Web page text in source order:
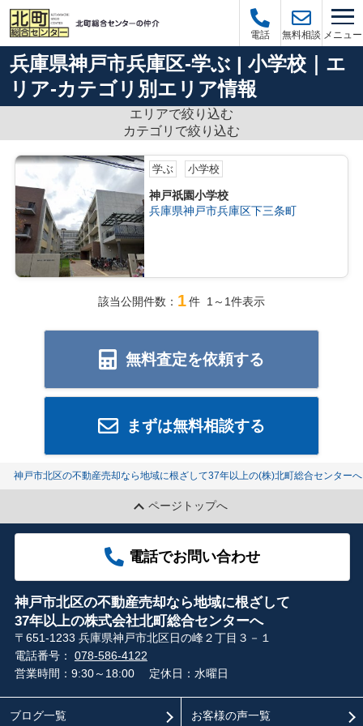
電話 無料相談 メニュー
兵庫県神戸市兵庫区-学ぶ | 小学校｜エ
リア-カテゴリ別エリア情報
エリアで絞り込む
カテゴリで絞り込む
学ぶ 小学校
神戸祇園小学校
兵庫県神戸市兵庫区下三条町
該当公開件数： 1件 1～1件表示
無料査定を依頼する
まずは無料相談する
神戸市北区の不動産売却なら地域に根ざして37年以上の(株)北町総合センターへ
ページトップへ
電話でお問い合わせ
神戸市北区の不動産売却なら地域に根ざして
37年以上の株式会社北町総合センターへ
〒651-1233 兵庫県神戸市北区日の峰２丁目３－１
電話番号： 078-586-4122
営業時間：9:30～18:00
定休日：水曜日
ブログ一覧 お客様の声一覧